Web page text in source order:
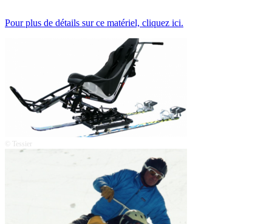
Pour plus de détails sur ce matériel, cliquez ici.
© Tessier